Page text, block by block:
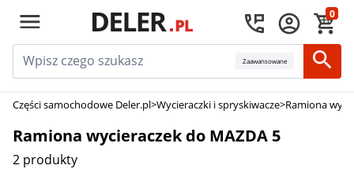
0
Zaawansowane
Części samochodowe Deler.pl>Wycieraczki i spryskiwacze>Ramiona
Ramiona wycieraczek do MAZDA 5
2 produkty